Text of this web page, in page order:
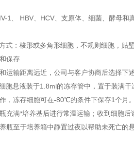
1、 HBV、HCV、支原体、细菌、酵母和真
式：梭形或多角形细胞，不规则细胞，贴壁
保存
运输距离远近，公司与客户协商后选择下
胞悬液装于1.8ml的冻存管中，置于装满
，冻存细胞可在-80℃的条件下保存1个月。
充满*培养基后进行常温运输；收到细胞
瓶至于培养箱中静置过夜以帮助未死亡的